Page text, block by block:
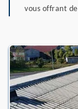
vous offrant